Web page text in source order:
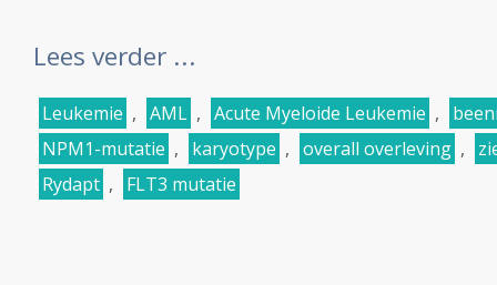
Lees verder ...
Leukemie , AML , Acute Myeloide Leukemie ,
NPM1-mutatie , karyotype , overall overleving ,
Rydapt , FLT3 mutatie